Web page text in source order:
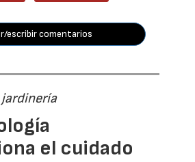
escribir comentarios
el cuidado